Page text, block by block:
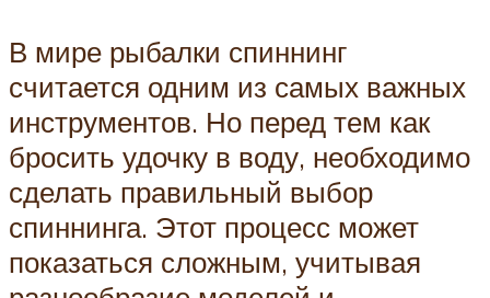
В мире рыбалки спиннинг
считается одним из самых важных
инструментов. Но перед тем как
бросить удочку в воду, необходимо
сделать правильный выбор
спиннинга. Этот процесс может
показаться сложным, учитывая